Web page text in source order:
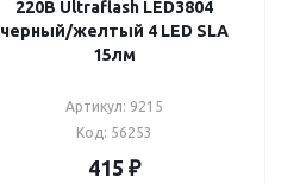
220В Ultraflash LED3804
черный/желтый 4 LED SLA
15лм
Артикул: 9215
Код: 56253
415 ₽